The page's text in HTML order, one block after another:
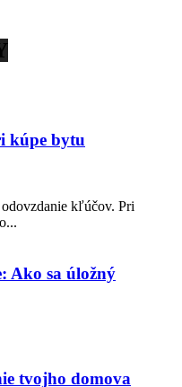
kúpe bytu
kľúčov. Pri
Ako sa úložný
tvojho domova